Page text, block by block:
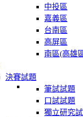
中投區
嘉義區
台南區
高屏區
南區(高雄
決賽試題
筆試試題
口試試題
獨立研究